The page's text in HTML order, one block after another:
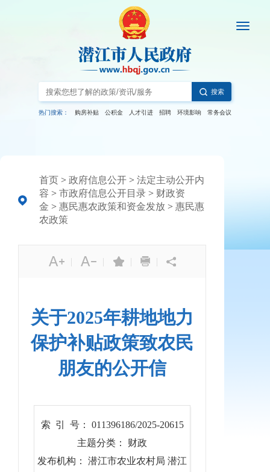
搜索
热门搜索： 购房补贴 公积金 人才引进 招聘 环境影响 常务会议
首页 > 政府信息公开 > 法定主动公开内
容 > 市政府信息公开目录 > 财政资
金 > 惠民惠农政策和资金发放 > 惠民惠
农政策
| | | |
关于2025年耕地地力
保护补贴政策致农民
朋友的公开信
索 引 号： 011396186/2025-20615
主题分类： 财政
发布机构： 潜江市农业农村局 潜江